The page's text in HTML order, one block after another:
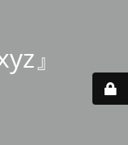
』